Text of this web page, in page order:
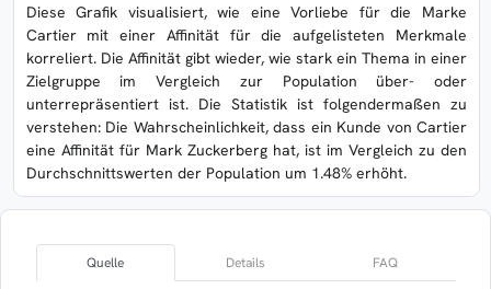
Diese Grafik visualisiert, wie eine Vorliebe für die Marke
Cartier mit einer Affinität für die aufgelisteten Merkmale
korreliert. Die Affinität gibt wieder, wie stark ein Thema in einer
Zielgruppe im Vergleich zur Population über- oder
unterrepräsentiert ist. Die Statistik ist folgendermaßen zu
verstehen: Die Wahrscheinlichkeit, dass ein Kunde von Cartier
eine Affinität für Mark Zuckerberg hat, ist im Vergleich zu den
Durchschnittswerten der Population um 1.48% erhöht.
Quelle Details FAQ